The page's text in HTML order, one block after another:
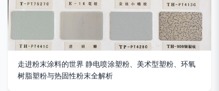
走进粉末涂料的世界 静电喷涂塑粉、美术型塑粉、环氧
树脂塑粉与热固性粉末全解析